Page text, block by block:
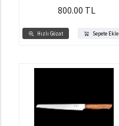
Hızlı Gözat Sepete Ekle
800.00 TL